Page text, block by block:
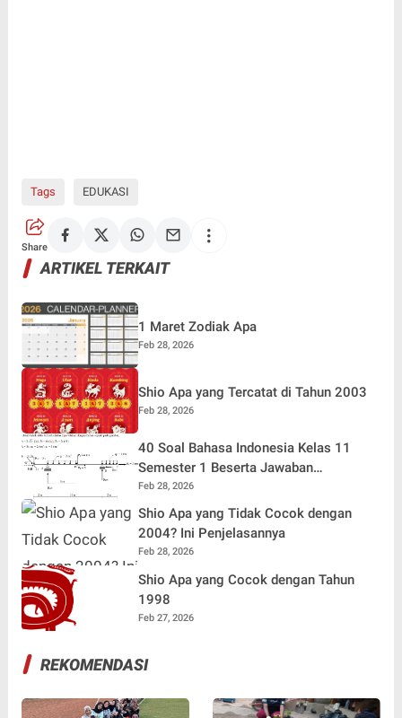
Tags EDUKASI
Share
ARTIKEL TERKAIT
1 Maret Zodiak Apa
Feb 28, 2026
Shio Apa yang Tercatat di Tahun 2003
Feb 28, 2026
40 Soal Bahasa Indonesia Kelas 11
Semester 1 Beserta Jawaban
Terlengkap
Feb 28, 2026
Shio Apa yang Tidak Cocok dengan
2004? Ini Penjelasannya
Feb 28, 2026
Shio Apa yang Cocok dengan Tahun
1998
Feb 27, 2026
REKOMENDASI